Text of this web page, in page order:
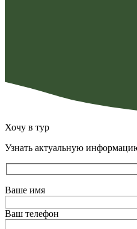
Хочу в тур
Узнать актуальную
Ваше имя
Ваш телефон